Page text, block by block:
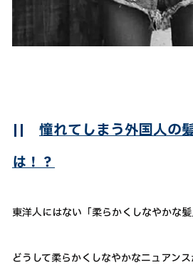
|| 憧れてしまう外国人の
は！？
東洋人にはない「柔らかくしなやかな
どうして柔らかくしなやかなニュアン